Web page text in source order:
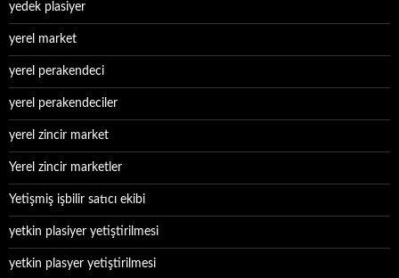
yedek plasiyer
yerel market
yerel perakendeci
yerel perakendeciler
yerel zincir market
Yerel zincir marketler
Yetişmiş işbilir satıcı ekibi
yetkin plasiyer yetiştirilmesi
yetkin plasyer yetiştirilmesi